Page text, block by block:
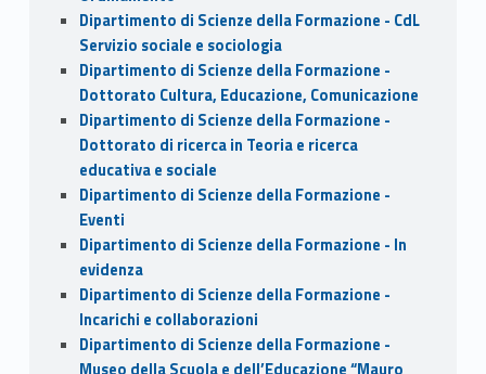
Dipartimento di Scienze della Formazione - CdL
Servizio sociale e sociologia
Dipartimento di Scienze della Formazione -
Dottorato Cultura, Educazione, Comunicazione
Dipartimento di Scienze della Formazione -
Dottorato di ricerca in Teoria e ricerca
educativa e sociale
Dipartimento di Scienze della Formazione -
Eventi
Dipartimento di Scienze della Formazione - In
evidenza
Dipartimento di Scienze della Formazione -
Incarichi e collaborazioni
Dipartimento di Scienze della Formazione -